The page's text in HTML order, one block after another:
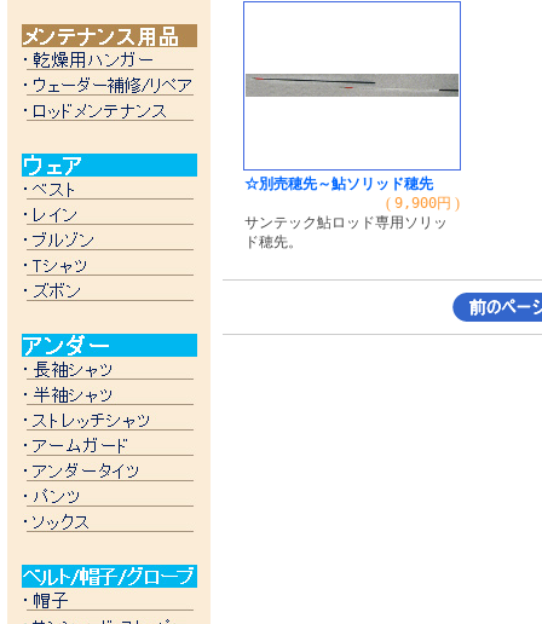
☆別売穂先～鮎ソリッド穂先
( 9,900円 )
サンテック鮎ロッド専用ソリッ
ド穂先。